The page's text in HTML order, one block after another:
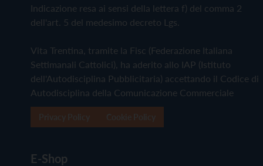
Indicazione resa ai sensi della lettera f) del comma 2
dell'art. 5 del medesimo decreto Lgs.
Vita Trentina, tramite la Fisc (Federazione Italiana
Settimanali Cattolici), ha aderito allo IAP (Istituto
dell'Autodisciplina Pubblicitaria) accettando il Codice di
Autodisciplina della Comunicazione Commerciale
E-Shop